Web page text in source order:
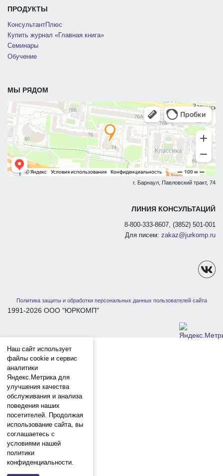
ПРОДУКТЫ
КонсультантПлюс
Купить журнал «Главная книга»
Семинары
Обучение
МЫ РЯДОМ
г. Барнаул, Павловский тракт, 74
ЛИНИЯ КОНСУЛЬТАЦИЙ
8-800-333-8607, (3852) 501-001
Для писем: zakaz@jurkomp.ru
Политика защиты и обработки персональных данных пользователей сайта
1991-2026 ООО "ЮРКОМП"
Наш сайт использует
файлы cookie и сервис
аналитики
Яндекс.Метрика для
улучшения качества
обслуживания и анализа
поведения наших
посетителей. Продолжая
использование сайта, вы
соглашаетесь с
условиями нашей
политики
конфиденциальности.